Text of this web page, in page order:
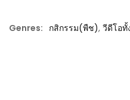
Genres: กสิกรรม(พืช), วีดีโอทั้